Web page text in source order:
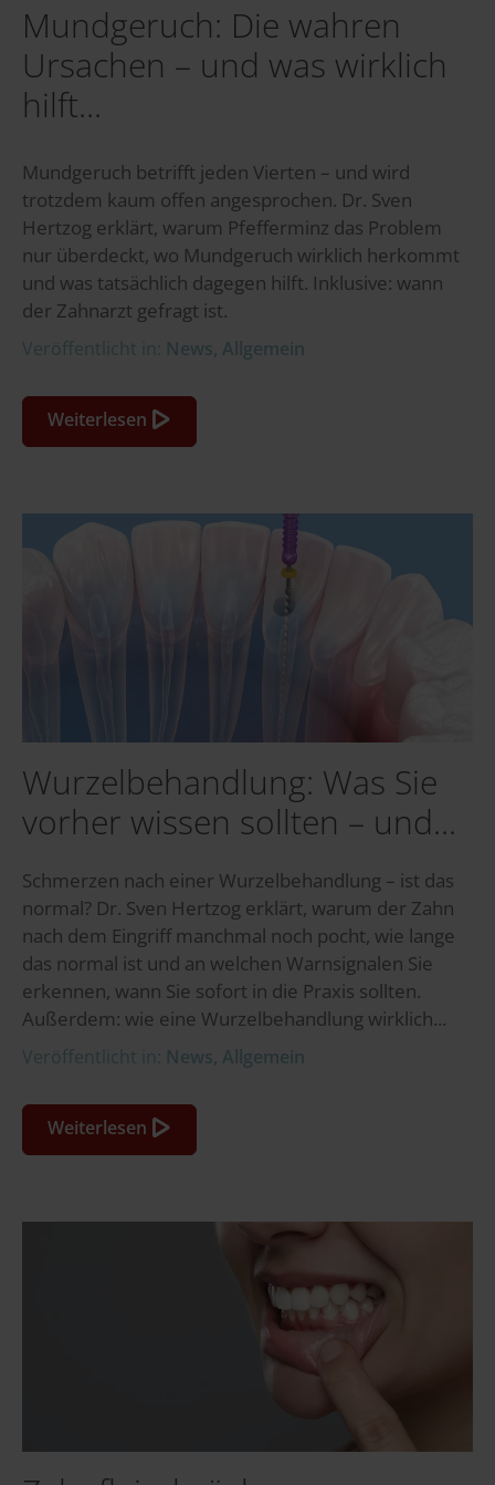
Mundgeruch: Die wahren
Ursachen – und was wirklich
hilft...
Mundgeruch betrifft jeden Vierten – und wird
trotzdem kaum offen angesprochen. Dr. Sven
Hertzog erklärt, warum Pfefferminz das Problem
nur überdeckt, wo Mundgeruch wirklich herkommt
und was tatsächlich dagegen hilft. Inklusive: wann
der Zahnarzt gefragt ist.
Veröffentlicht in: News, Allgemein
Weiterlesen
Wurzelbehandlung: Was Sie
vorher wissen sollten – und...
Schmerzen nach einer Wurzelbehandlung – ist das
normal? Dr. Sven Hertzog erklärt, warum der Zahn
nach dem Eingriff manchmal noch pocht, wie lange
das normal ist und an welchen Warnsignalen Sie
erkennen, wann Sie sofort in die Praxis sollten.
Außerdem: wie eine Wurzelbehandlung wirklich...
Veröffentlicht in: News, Allgemein
Weiterlesen